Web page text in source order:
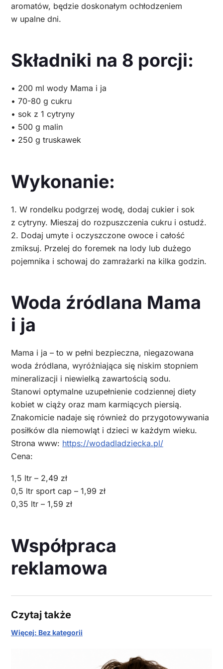
aromatów, będzie doskonałym ochłodzeniem
w upalne dni.
Składniki na 8 porcji:
• 200 ml wody Mama i ja
• 70-80 g cukru
• sok z 1 cytryny
• 500 g malin
• 250 g truskawek
Wykonanie:
1. W rondelku podgrzej wodę, dodaj cukier i sok
z cytryny. Mieszaj do rozpuszczenia cukru i ostudź.
2. Dodaj umyte i oczyszczone owoce i całość
zmiksuj. Przelej do foremek na lody lub dużego
pojemnika i schowaj do zamrażarki na kilka godzin.
Woda źródlana Mama
i ja
Mama i ja – to w pełni bezpieczna, niegazowana
woda źródlana, wyróżniająca się niskim stopniem
mineralizacji i niewielką zawartością sodu.
Stanowi optymalne uzupełnienie codziennej diety
kobiet w ciąży oraz mam karmiących piersią.
Znakomicie nadaje się również do przygotowywania
posiłków dla niemowląt i dzieci w każdym wieku.
Strona www: https://wodadladziecka.pl/
Cena:
1,5 ltr – 2,49 zł
0,5 ltr sport cap – 1,99 zł
0,35 ltr – 1,59 zł
Współpraca
reklamowa
Czytaj także
Więcej: Bez kategorii